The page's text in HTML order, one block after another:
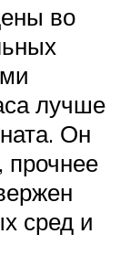
во
лучше
Он
прочнее
сред и